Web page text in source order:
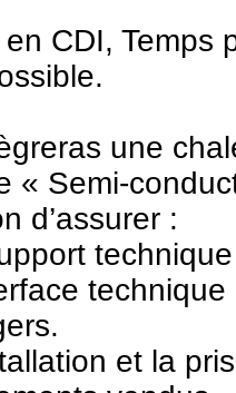
CDI, Temps
une
« Semi-
d’assurer :
et la